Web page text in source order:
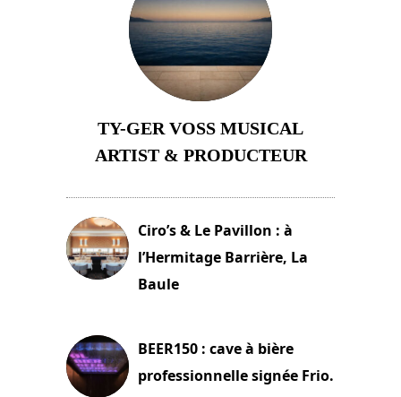
TY-GER VOSS MUSICAL
ARTIST & PRODUCTEUR
Ciro’s & Le Pavillon : à
l’Hermitage Barrière, La
Baule
BEER150 : cave à bière
professionnelle signée Frio.